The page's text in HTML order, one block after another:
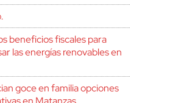
beneficios fiscales para
las energías renovables en
goce en familia opciones